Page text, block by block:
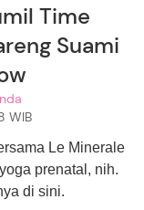
Time
Suami
WIB
Le Minerale
prenatal, nih.
di sini.